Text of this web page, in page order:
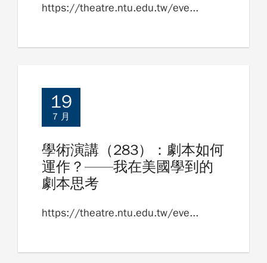
https://theatre.ntu.edu.tw/eve...
19
7 月
學術演講（283）：劇本如何
運作？——我在美國學到的
劇本思考
https://theatre.ntu.edu.tw/eve...